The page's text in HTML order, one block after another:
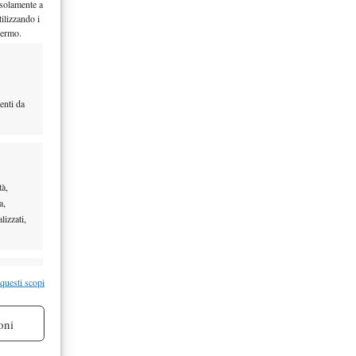
a
i
da
scopi